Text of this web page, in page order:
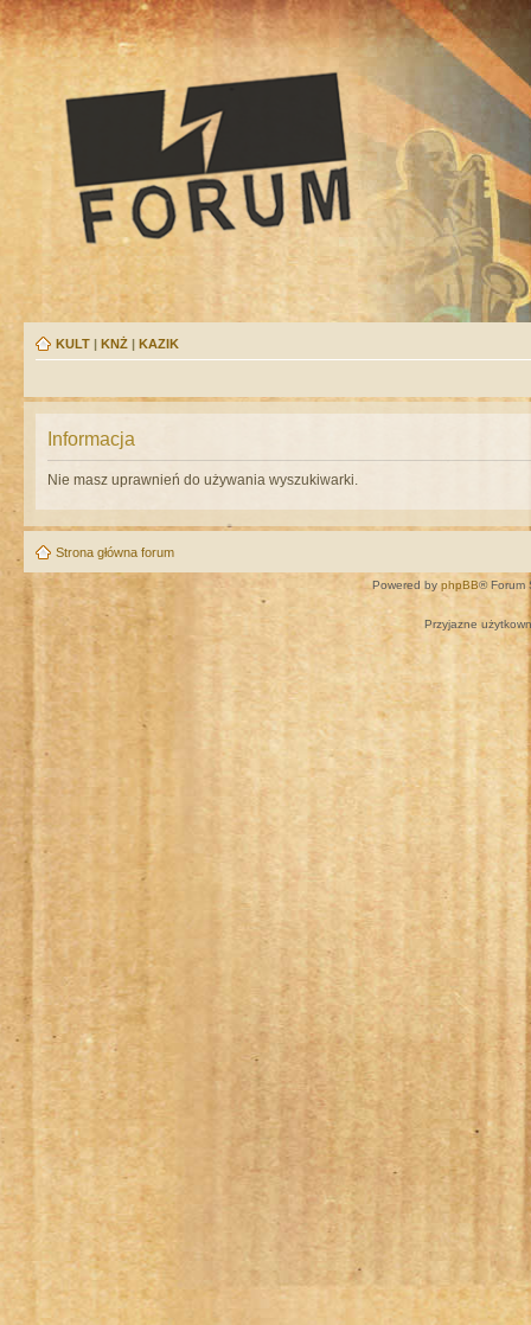
KULT | KNŻ | KAZIK
Informacja
Nie masz uprawnień do używania wyszukiwarki.
Strona główna forum
Powered by phpBB® Forum
Przyjazne